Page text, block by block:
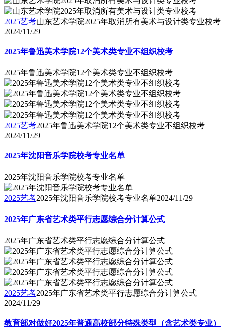
2025艺考山东艺术学院2025年取消所有美术与设计类专业校考
2024/11/29
2025年鲁迅美术学院12个美术类专业不组织校考
2025年鲁迅美术学院12个美术类专业不组织校考
2025艺考2025年鲁迅美术学院12个美术类专业不组织校考
2024/11/29
2025年沈阳音乐学院校考专业名单
2025年沈阳音乐学院校考专业名单
2025艺考2025年沈阳音乐学院校考专业名单2024/11/29
2025年广东省艺术类平行志愿综合分计算公式
2025年广东省艺术类平行志愿综合分计算公式
2025艺考2025年广东省艺术类平行志愿综合分计算公式
2024/11/29
教育部对做好2025年普通高校部分特殊类型（含艺术类专业）